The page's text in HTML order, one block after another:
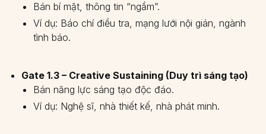
Bán bí mật, thông tin “ngầm”.
Ví dụ: Báo chí điều tra, mạng lưới nội gián, ngành
tình báo.
Gate 1.3 – Creative Sustaining (Duy trì sáng tạo)
Bán năng lực sáng tạo độc đáo.
Ví dụ: Nghệ sĩ, nhà thiết kế, nhà phát minh.